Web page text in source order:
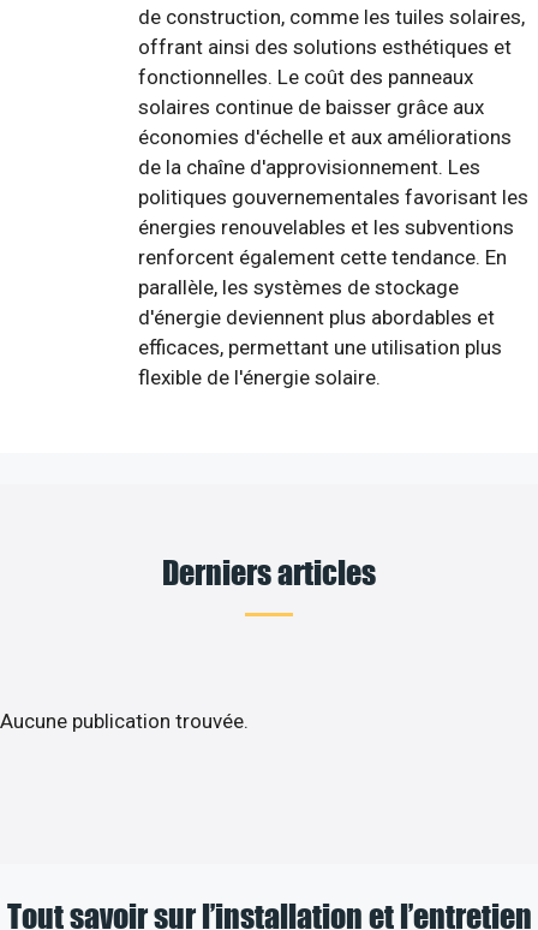
de construction, comme les tuiles solaires,
offrant ainsi des solutions esthétiques et
fonctionnelles. Le coût des panneaux
solaires continue de baisser grâce aux
économies d'échelle et aux améliorations
de la chaîne d'approvisionnement. Les
politiques gouvernementales favorisant les
énergies renouvelables et les subventions
renforcent également cette tendance. En
parallèle, les systèmes de stockage
d'énergie deviennent plus abordables et
efficaces, permettant une utilisation plus
flexible de l'énergie solaire.
Derniers articles
Aucune publication trouvée.
Tout savoir sur l’installation et l’entretien